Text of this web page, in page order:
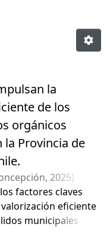
la
de los
orgánicos
la Provincia de
, 2025)
;Salgado Vargas,
factores claves
eficiente
municipales
la Provincia de